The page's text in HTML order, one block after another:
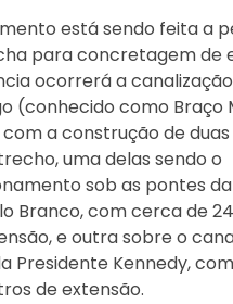
está sendo feita a
para concretagem de
ocorrerá a
(conhecido como Braço
a construção de
uma delas sendo o
sob as pontes da
Branco, com cerca de
e outra sobre o
Presidente Kennedy,
de extensão.